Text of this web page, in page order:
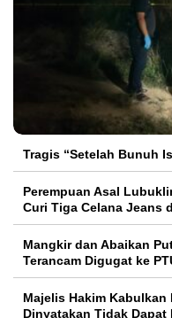
Tragis “Setelah Bunuh
Perempuan Asal
Curi Tiga Celana Jeans
Mangkir dan Abaikan
Terancam Digugat ke
Majelis Hakim
Dinyatakan Tidak Dapat